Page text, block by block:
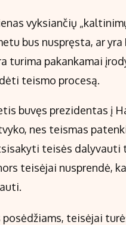
vyksiančių
bus nuspręsta, ar
turima pakankamai
teismo procesą.
buvęs prezidentas į
nes teismas
teisės dalyvauti
teisėjai nusprendė,
posėdžiams, teisėjai